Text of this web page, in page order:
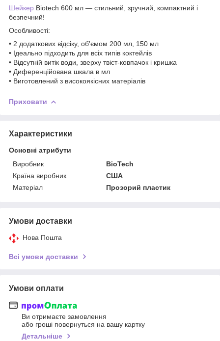
Шейкер Biotech 600 мл — стильний, зручний, компактний і
безпечний!
Особливості:
• 2 додаткових відсіку, об'ємом 200 мл, 150 мл
• Ідеально підходить для всіх типів коктейлів
• Відсутній витік води, зверху твіст-ковпачок і кришка
• Диференційована шкала в мл
• Виготовлений з високоякісних матеріалів
Приховати
Характеристики
Основні атрибути
Виробник
BioTech
Країна виробник
США
Матеріал
Прозорий пластик
Умови доставки
Нова Пошта
Всі умови доставки
Умови оплати
Ви отримаєте замовлення
або гроші повернуться на вашу картку
Детальніше